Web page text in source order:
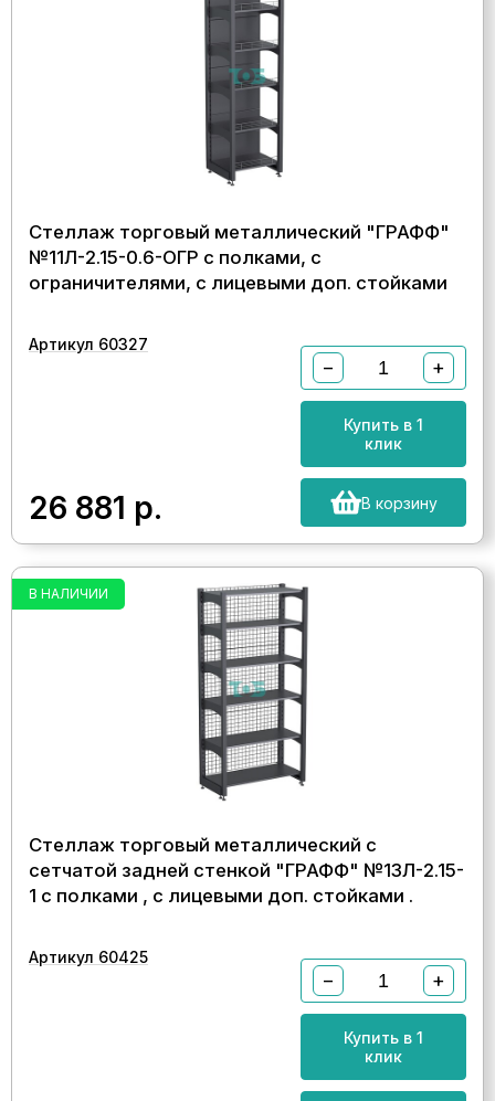
Стеллаж торговый металлический "ГРАФФ"
№11Л-2.15-0.6-ОГР с полками, с
ограничителями, с лицевыми доп. стойками
Артикул 60327
26 881 р.
− +
Купить в 1
клик
В корзину
В НАЛИЧИИ
Стеллаж торговый металлический с
сетчатой задней стенкой "ГРАФФ" №13Л-2.15-
1 с полками , с лицевыми доп. стойками .
Артикул 60425
− +
Купить в 1
клик